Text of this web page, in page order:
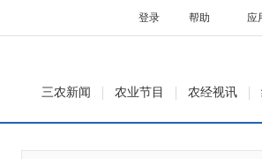
帮助 应
登录
三农新闻 农业节目 农经视讯